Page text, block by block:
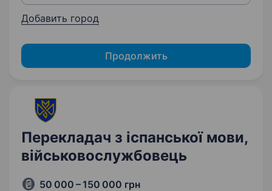
Добавить город
Продолжить
Перекладач з іспанської мови,
військовослужбовець
50 000 – 150 000 грн